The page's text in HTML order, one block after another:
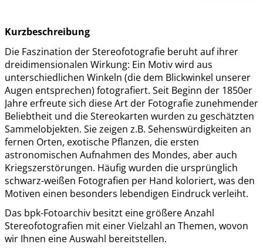
Kurzbeschreibung
Die Faszination der Stereofotografie beruht auf ihrer
dreidimensionalen Wirkung: Ein Motiv wird aus
unterschiedlichen Winkeln (die dem Blickwinkel unserer
Augen entsprechen) fotografiert. Seit Beginn der 1850er
Jahre erfreute sich diese Art der Fotografie zunehmender
Beliebtheit und die Stereokarten wurden zu geschätzten
Sammelobjekten. Sie zeigen z.B. Sehenswürdigkeiten an
fernen Orten, exotische Pflanzen, die ersten
astronomischen Aufnahmen des Mondes, aber auch
Kriegszerstörungen. Häufig wurden die ursprünglich
schwarz-weißen Fotografien per Hand koloriert, was den
Motiven einen besonders lebendigen Eindruck verleiht.
Das bpk-Fotoarchiv besitzt eine größere Anzahl
Stereofotografien mit einer Vielzahl an Themen, wovon
wir Ihnen eine Auswahl bereitstellen.